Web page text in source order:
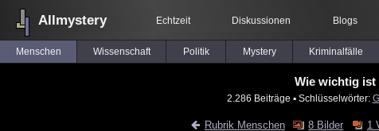
Allmystery Echtzeit Diskussionen Blogs
Menschen Wissenschaft Politik Mystery Kriminalfälle
Wie wichtig ist
2.286 Beiträge ▪ Schlüsselwörter:
Rubrik Menschen 8 Bilder 1